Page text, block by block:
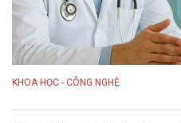
KHOA HỌC - CÔNG NGHỆ